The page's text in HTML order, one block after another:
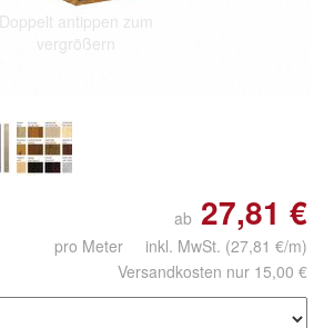
Doppelt antippen zum
vergrößern
ab 27,81 €
pro Meter inkl. MwSt. (27,81 €/m)
Versandkosten nur 15,00 €